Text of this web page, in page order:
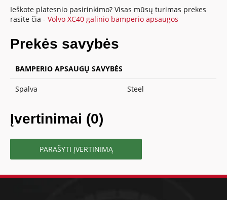
Ieškote platesnio pasirinkimo? Visas mūsų turimas prekes
rasite čia -Volvo XC40 galinio bamperio apsaugos
Prekės savybės
BAMPERIO APSAUGŲ SAVYBĖS
Spalva Steel
Įvertinimai (0)
PARAŠYTI ĮVERTINIMĄ